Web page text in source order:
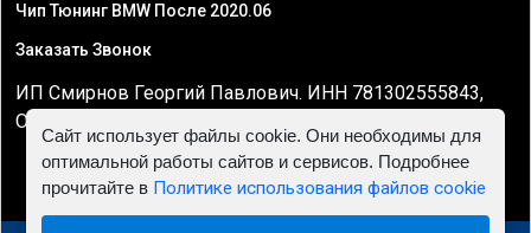
Чип Тюнинг BMW После 2020.06
Заказать Звонок
ИП Смирнов Георгий Павлович. ИНН 781302555843,
ОГРНИП 324470400032610
Сайт использует файлы cookie. Они необходимы для
оптимальной работы сайтов и сервисов. Подробнее
прочитайте в Политике использования файлов cookie